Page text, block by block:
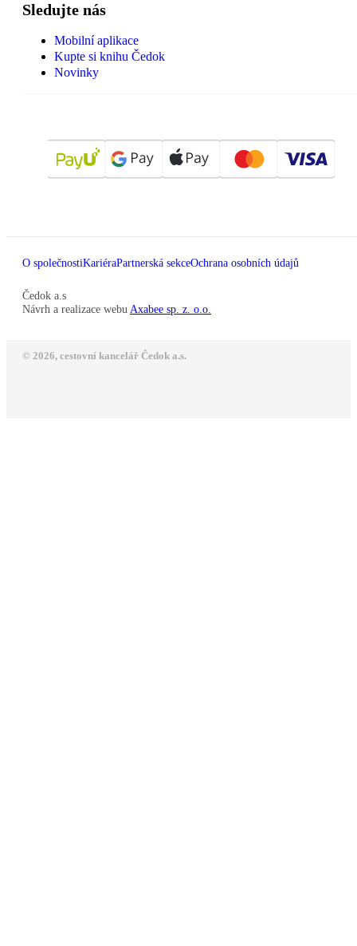
Sledujte nás
Mobilní aplikace
Kupte si knihu Čedok
Novinky
O společnostiKariéraPartnerská sekceOchrana osobních údajů
Čedok a.s
Návrh a realizace webu Axabee sp. z. o.o.
© 2026, cestovní kancelář Čedok a.s.